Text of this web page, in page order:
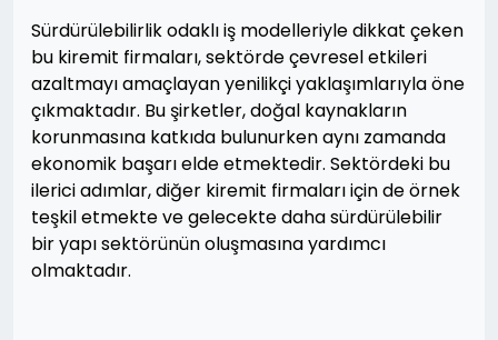
Sürdürülebilirlik odaklı iş modelleriyle dikkat çeken
bu kiremit firmaları, sektörde çevresel etkileri
azaltmayı amaçlayan yenilikçi yaklaşımlarıyla öne
çıkmaktadır. Bu şirketler, doğal kaynakların
korunmasına katkıda bulunurken aynı zamanda
ekonomik başarı elde etmektedir. Sektördeki bu
ilerici adımlar, diğer kiremit firmaları için de örnek
teşkil etmekte ve gelecekte daha sürdürülebilir
bir yapı sektörünün oluşmasına yardımcı
olmaktadır.